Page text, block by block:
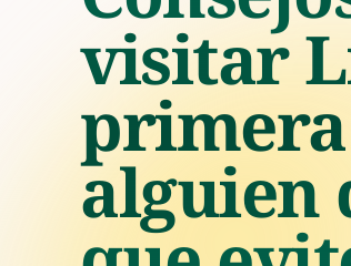
visitar
alguien